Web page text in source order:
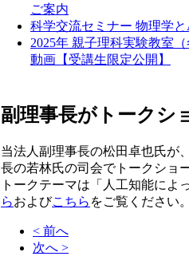
ご案内
科学交流セミナー 物理学
2025年 親子理科実験教室
動画【受講生限定公開】
副理事長がトークシ
当法人副理事長の松田卓也氏が
長の若林氏の司会でトークショ
トークテーマは「人工知能によ
らおよびこちら をご覧ください
< 前へ
次へ >